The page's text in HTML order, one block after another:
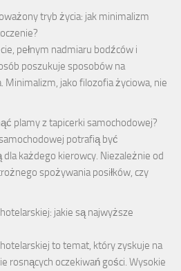
tryb życia: jak minimalizm
pełnym nadmiaru bodźców i
poszukuje sposobów na
Minimalizm, jako filozofia życiowa, nie
plamy z tapicerki samochodowej?
potrafią być
każdego kierowcy. Niezależnie od
spożywania posiłków, czy
jakie są najwyższe
to temat, który zyskuje na
rosnących oczekiwań gości. Wysokie